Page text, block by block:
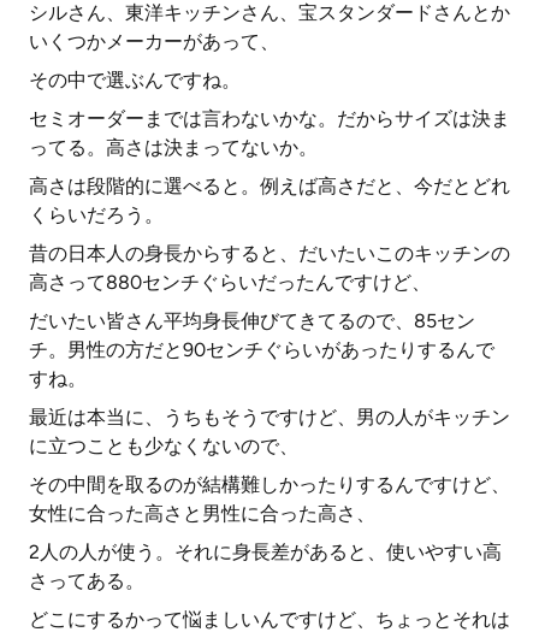
シルさん、東洋キッチンさん、宝スタンダードさんとか
いくつかメーカーがあって、
その中で選ぶんですね。
セミオーダーまでは言わないかな。だからサイズは決ま
ってる。高さは決まってないか。
高さは段階的に選べると。例えば高さだと、今だとどれ
くらいだろう。
昔の日本人の身長からすると、だいたいこのキッチンの
高さって880センチぐらいだったんですけど、
だいたい皆さん平均身長伸びてきてるので、85セン
チ。男性の方だと90センチぐらいがあったりするんで
すね。
最近は本当に、うちもそうですけど、男の人がキッチン
に立つことも少なくないので、
その中間を取るのが結構難しかったりするんですけど、
女性に合った高さと男性に合った高さ、
2人の人が使う。それに身長差があると、使いやすい高
さってある。
どこにするかって悩ましいんですけど、ちょっとそれは